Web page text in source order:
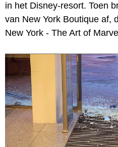
in het Disney-resort. Toen
van New York Boutique af,
New York - The Art of